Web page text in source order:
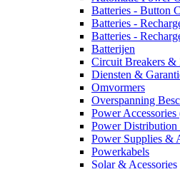
Batteries - Button
Batteries -
Batteries -
Batterijen
Circuit Breakers &
Diensten &
Omvormers
Overspanning
Power
Power Distribution
Power Supplies &
Powerkabels
Solar & Acessories